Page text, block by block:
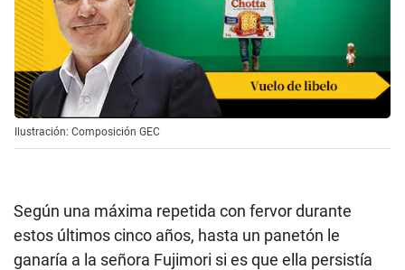
Ilustración: Composición GEC
Según una máxima repetida con fervor durante
estos últimos cinco años, hasta un panetón le
ganaría a la señora Fujimori si es que ella persistía